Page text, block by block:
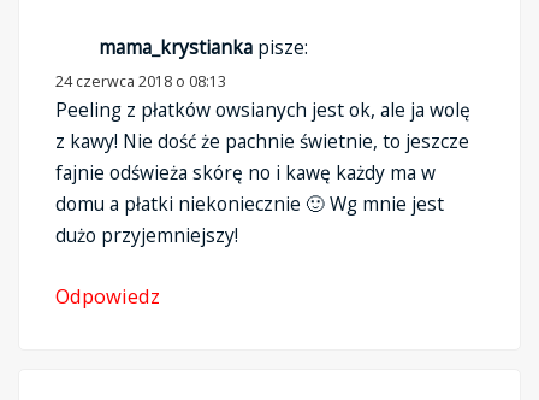
mama_krystianka pisze:
24 czerwca 2018 o 08:13
Peeling z płatków owsianych jest ok, ale ja wolę
z kawy! Nie dość że pachnie świetnie, to jeszcze
fajnie odświeża skórę no i kawę każdy ma w
domu a płatki niekoniecznie 🙂 Wg mnie jest
dużo przyjemniejszy!
Odpowiedz